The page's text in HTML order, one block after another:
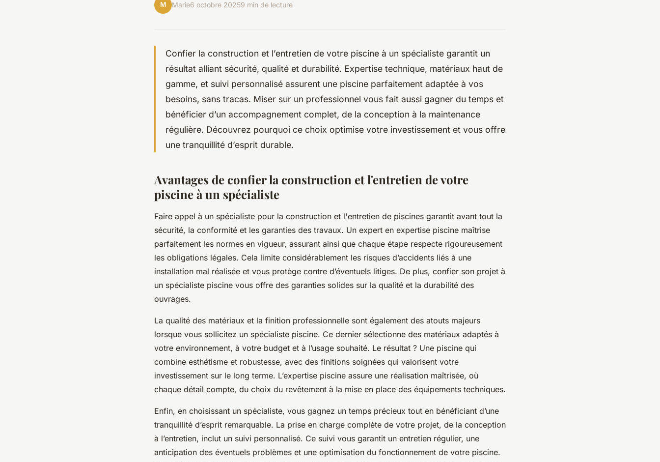
M Marie6 octobre 20259 min de lecture
Confier la construction et l’entretien de votre piscine à un spécialiste garantit un
résultat alliant sécurité, qualité et durabilité. Expertise technique, matériaux haut de
gamme, et suivi personnalisé assurent une piscine parfaitement adaptée à vos
besoins, sans tracas. Miser sur un professionnel vous fait aussi gagner du temps et
bénéficier d’un accompagnement complet, de la conception à la maintenance
régulière. Découvrez pourquoi ce choix optimise votre investissement et vous offre
une tranquillité d’esprit durable.
Avantages de confier la construction et l'entretien de votre
piscine à un spécialiste
Faire appel à un spécialiste pour la construction et l'entretien de piscines garantit avant tout la
sécurité, la conformité et les garanties des travaux. Un expert en expertise piscine maîtrise
parfaitement les normes en vigueur, assurant ainsi que chaque étape respecte rigoureusement
les obligations légales. Cela limite considérablement les risques d’accidents liés à une
installation mal réalisée et vous protège contre d’éventuels litiges. De plus, confier son projet à
un spécialiste piscine vous offre des garanties solides sur la qualité et la durabilité des
ouvrages.
La qualité des matériaux et la finition professionnelle sont également des atouts majeurs
lorsque vous sollicitez un spécialiste piscine. Ce dernier sélectionne des matériaux adaptés à
votre environnement, à votre budget et à l’usage souhaité. Le résultat ? Une piscine qui
combine esthétisme et robustesse, avec des finitions soignées qui valorisent votre
investissement sur le long terme. L’expertise piscine assure une réalisation maîtrisée, où
chaque détail compte, du choix du revêtement à la mise en place des équipements techniques.
Enfin, en choisissant un spécialiste, vous gagnez un temps précieux tout en bénéficiant d’une
tranquillité d’esprit remarquable. La prise en charge complète de votre projet, de la conception
à l’entretien, inclut un suivi personnalisé. Ce suivi vous garantit un entretien régulier, une
anticipation des éventuels problèmes et une optimisation du fonctionnement de votre piscine.